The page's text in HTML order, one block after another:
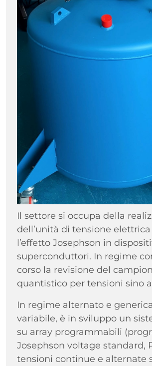
Il settore si occupa della
dell’unità di tensione
l’effetto Josephson in
superconduttori. In regime
corso la revisione del
quantistico per tensioni sino a
In regime alternato e
variabile, è in sviluppo un
su array programmabili
Josephson voltage standard,
tensioni continue e alternate